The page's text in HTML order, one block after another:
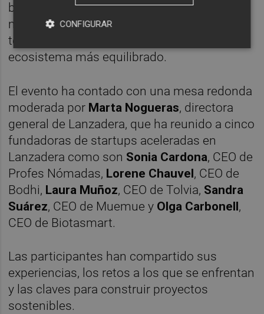
barreras y oportunidades que afrontan las
mujeres emprendedoras, así como las
tendencias que apuntan hacia un
ecosistema más equilibrado.
El evento ha contado con una mesa redonda
moderada por Marta Nogueras, directora
general de Lanzadera, que ha reunido a cinco
fundadoras de startups aceleradas en
Lanzadera como son Sonia Cardona, CEO de
Profes Nómadas, Lorene Chauvel, CEO de
Bodhi, Laura Muñoz, CEO de Tolvia, Sandra
Suárez, CEO de Muemue y Olga Carbonell,
CEO de Biotasmart.
Las participantes han compartido sus
experiencias, los retos a los que se enfrentan
y las claves para construir proyectos
sostenibles.
CONFIGURAR